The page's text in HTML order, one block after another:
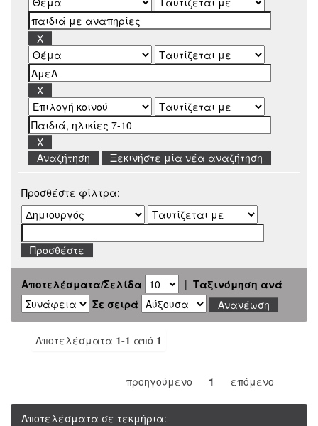
Ξεκινήστε μία νέα αναζήτηση
Προσθέστε φίλτρα:
Αποτελέσματα/Σελίδα | Ταξινόμηση ανά
Σε σειρά
Αποτελέσματα 1-1 από 1
προηγούμενο 1 επόμενο
Αποτελέσματα σε τεκμήρια: